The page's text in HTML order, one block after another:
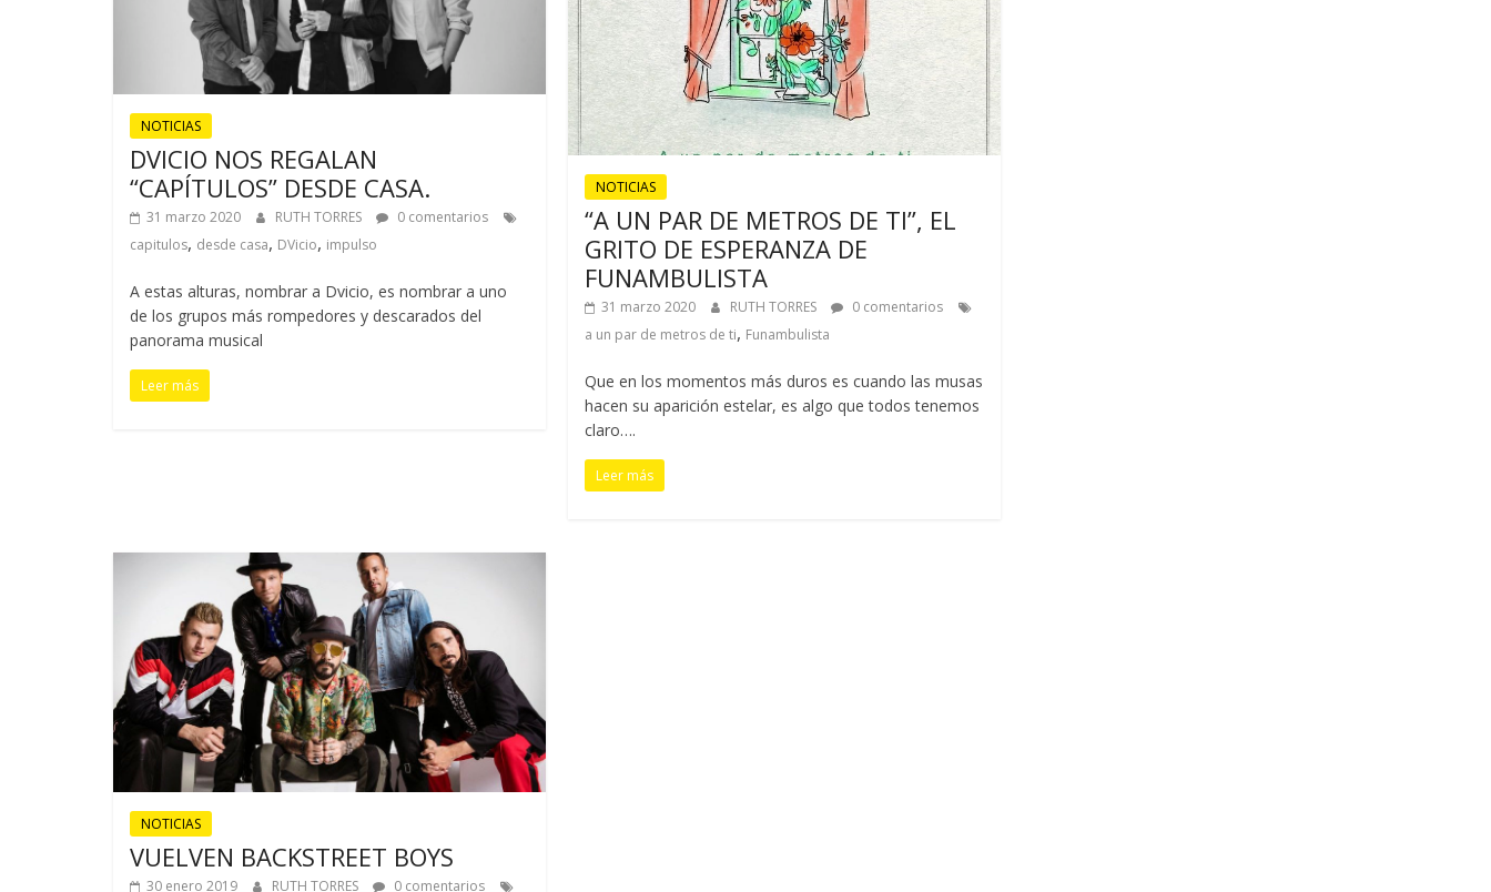
NOTICIAS
DVICIO NOS REGALAN
“CAPÍTULOS” DESDE CASA.
31 marzo 2020 RUTH TORRES
0 comentarios
capitulos, desde casa, DVicio, impulso
A estas alturas, nombrar a Dvicio, es nombrar a uno
de los grupos más rompedores y descarados del
panorama musical
Leer más
NOTICIAS
“A UN PAR DE METROS DE TI”, EL
GRITO DE ESPERANZA DE
FUNAMBULISTA
31 marzo 2020 RUTH TORRES
0 comentarios
a un par de metros de ti, Funambulista
Que en los momentos más duros es cuando las musas
hacen su aparición estelar, es algo que todos tenemos
claro….
Leer más
NOTICIAS
VUELVEN BACKSTREET BOYS
30 enero 2019 RUTH TORRES 0 comentarios